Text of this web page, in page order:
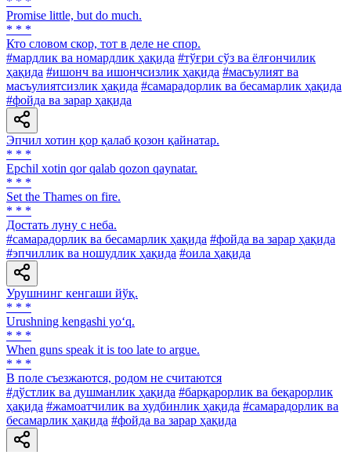
Promise little, but do much.
* * *
Кто словом скор, тот в деле не спор.
#мардлик ва номардлик ҳақида #тўғри сўз ва ёлғончилик
ҳақида #ишонч ва ишончсизлик ҳақида #масъулият ва
масъулиятсизлик ҳақида #самарадорлик ва бесамарлик ҳақида
#фойда ва зарар ҳақида
Эпчил хотин қор қалаб қозон қайнатар.
* * *
Epchil xotin qor qalab qozon qaynatar.
* * *
Set the Thames on fire.
* * *
Достать луну с неба.
#самарадорлик ва бесамарлик ҳақида #фойда ва зарар ҳақида
#эпчиллик ва ношудлик ҳақида #оила ҳақида
Урушнинг кенгаши йўқ.
* * *
Urushning kengashi yo‘q.
* * *
When guns speak it is too late to argue.
* * *
В поле съезжаются, родом не считаются
#дўстлик ва душманлик ҳақида #барқарорлик ва беқарорлик
ҳақида #жамоатчилик ва худбинлик ҳақида #самарадорлик ва
бесамарлик ҳақида #фойда ва зарар ҳақида